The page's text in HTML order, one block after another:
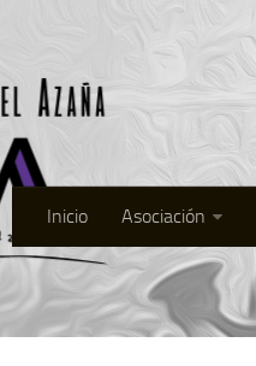
Inicio Asociación